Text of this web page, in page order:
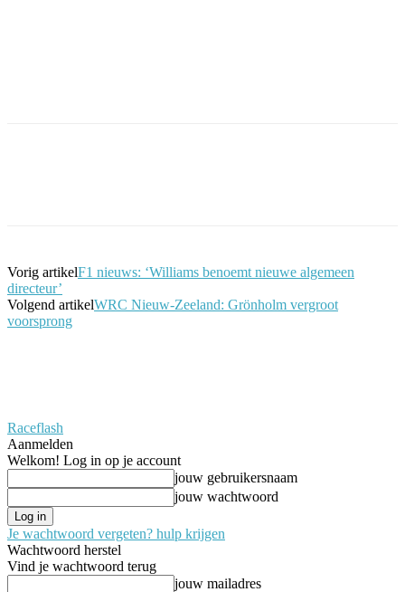
Vorig artikelF1 nieuws: ‘Williams benoemt nieuwe algemeen
directeur’
Volgend artikelWRC Nieuw-Zeeland: Grönholm vergroot
voorsprong
Raceflash
Aanmelden
Welkom! Log in op je account
jouw gebruikersnaam
jouw wachtwoord
Je wachtwoord vergeten? hulp krijgen
Wachtwoord herstel
Vind je wachtwoord terug
jouw mailadres